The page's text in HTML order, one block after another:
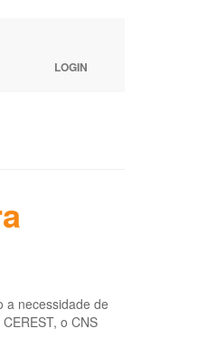
LOGIN
a necessidade de
o CNS